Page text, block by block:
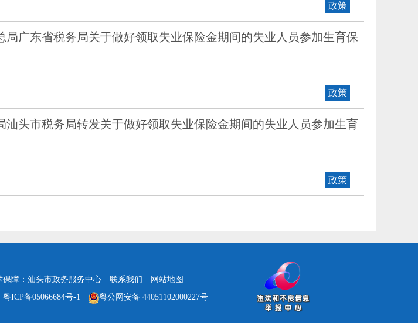
政策
广东省税务局关于做好领取失业保险金期间的失业人员参加生育保
政策
头市税务局转发关于做好领取失业保险金期间的失业人员参加生育
政策
保障：汕头市政务服务中心 联系我们
网站地图
ICP备05066684号-1 粤公网安备 44051102000227号